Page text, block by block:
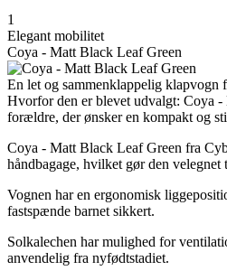
1
Elegant mobilitet
Coya - Matt Black Leaf Green
En let og sammenklappelig klapvogn
Hvorfor den er blevet udvalgt: Coya
forældre, der ønsker en kompakt og
Coya - Matt Black Leaf Green fra
håndbagage, hvilket gør den
Vognen har en ergonomisk
fastspænde barnet sikkert.
Solkalechen har mulighed for
anvendelig fra nyfødtstadiet.